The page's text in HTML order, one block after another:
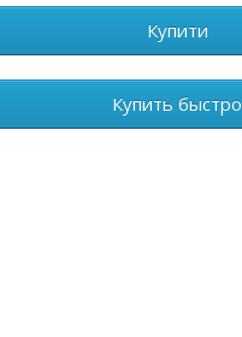
Купити
Купить быстро